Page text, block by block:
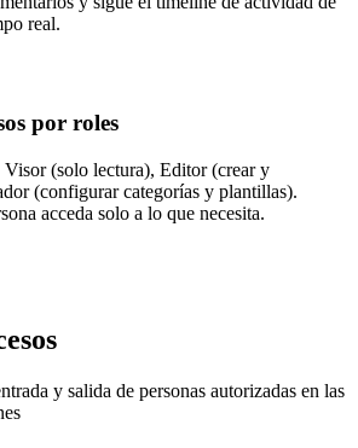
real.
por roles
Visor (solo lectura), Editor (crear y
(configurar categorías y plantillas).
acceda solo a lo que necesita.
y salida de personas autorizadas en las